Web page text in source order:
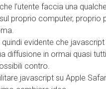
l’utente faccia una
proprio computer, proprio
evidente che
diffusione in ormai quasi
contro.
javascript su Apple